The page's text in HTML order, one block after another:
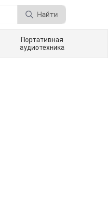
Найти
Портативная
аудиотехника